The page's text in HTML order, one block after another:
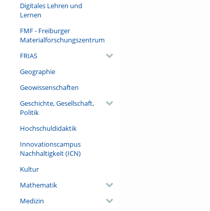
Digitales Lehren und
Lernen
FMF - Freiburger
Materialforschungszentrum
FRIAS
Geographie
Geowissenschaften
Geschichte, Gesellschaft,
Politik
Hochschuldidaktik
Innovationscampus
Nachhaltigkeit (ICN)
Kultur
Mathematik
Medizin